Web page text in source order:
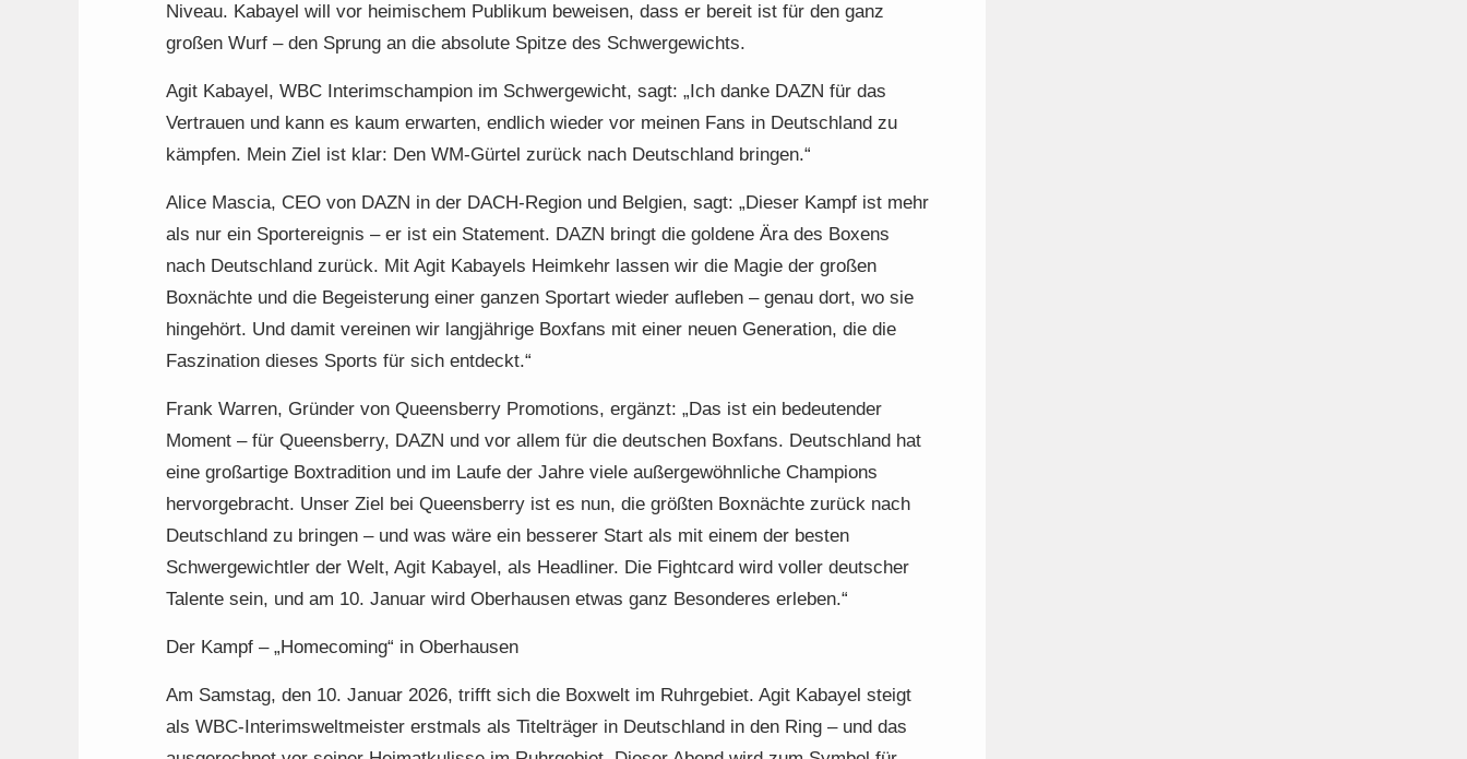
Niveau. Kabayel will vor heimischem Publikum beweisen, dass er bereit ist für den ganz
großen Wurf – den Sprung an die absolute Spitze des Schwergewichts.
Agit Kabayel, WBC Interimschampion im Schwergewicht, sagt: „Ich danke DAZN für das
Vertrauen und kann es kaum erwarten, endlich wieder vor meinen Fans in Deutschland zu
kämpfen. Mein Ziel ist klar: Den WM-Gürtel zurück nach Deutschland bringen.“
Alice Mascia, CEO von DAZN in der DACH-Region und Belgien, sagt: „Dieser Kampf ist mehr
als nur ein Sportereignis – er ist ein Statement. DAZN bringt die goldene Ära des Boxens
nach Deutschland zurück. Mit Agit Kabayels Heimkehr lassen wir die Magie der großen
Boxnächte und die Begeisterung einer ganzen Sportart wieder aufleben – genau dort, wo sie
hingehört. Und damit vereinen wir langjährige Boxfans mit einer neuen Generation, die die
Faszination dieses Sports für sich entdeckt.“
Frank Warren, Gründer von Queensberry Promotions, ergänzt: „Das ist ein bedeutender
Moment – für Queensberry, DAZN und vor allem für die deutschen Boxfans. Deutschland hat
eine großartige Boxtradition und im Laufe der Jahre viele außergewöhnliche Champions
hervorgebracht. Unser Ziel bei Queensberry ist es nun, die größten Boxnächte zurück nach
Deutschland zu bringen – und was wäre ein besserer Start als mit einem der besten
Schwergewichtler der Welt, Agit Kabayel, als Headliner. Die Fightcard wird voller deutscher
Talente sein, und am 10. Januar wird Oberhausen etwas ganz Besonderes erleben.“
Der Kampf – „Homecoming“ in Oberhausen
Am Samstag, den 10. Januar 2026, trifft sich die Boxwelt im Ruhrgebiet. Agit Kabayel steigt
als WBC-Interimsweltmeister erstmals als Titelträger in Deutschland in den Ring – und das